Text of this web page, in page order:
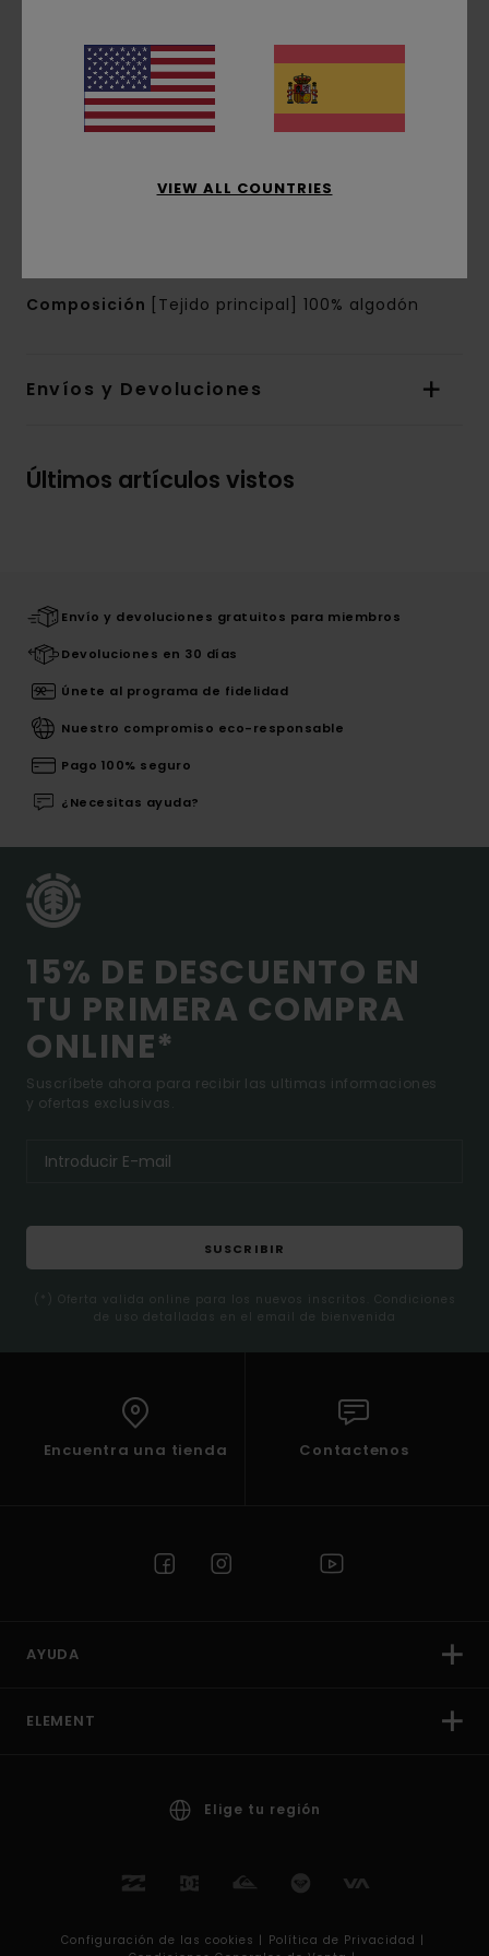
Bolsillos:bolsillo de parche en el pecho
Cierre:Cierre con solapa frontal y botones
Otros detalles:Minitrabilla para botón
Composición [Tejido principal] 100% algodón
Envíos y Devoluciones
Últimos artículos vistos
Envío y devoluciones gratuitos para miembros
Devoluciones en 30 días
Únete al programa de fidelidad
Nuestro compromiso eco-responsable
Pago 100% seguro
¿Necesitas ayuda?
15% DE DESCUENTO EN
TU PRIMERA COMPRA
ONLINE*
Suscríbete ahora para recibir las ultimas informaciones
y ofertas exclusivas.
SUSCRIBIR
(*) Oferta valida online para los nuevos inscritos. Condiciones
de uso detalladas en el email de bienvenida
Encuentra una tienda Contactenos
AYUDA
ELEMENT
Elige tu región
Configuración de las cookies | Política de Privacidad |
VIEW ALL COUNTRIES